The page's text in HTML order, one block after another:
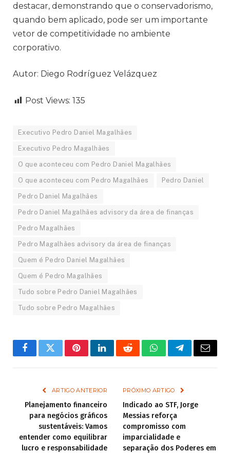
destacar, demonstrando que o conservadorismo,
quando bem aplicado, pode ser um importante
vetor de competitividade no ambiente
corporativo.
Autor: Diego Rodríguez Velázquez
Post Views: 135
Executivo Pedro Daniel Magalhães
Executivo Pedro Magalhães
O que aconteceu com Pedro Daniel Magalhães
O que aconteceu com Pedro Magalhães Pedro Daniel
Pedro Daniel Magalhães
Pedro Daniel Magalhães advisory da área de finanças
Pedro Magalhães
Pedro Magalhães advisory da área de finanças
Quem é Pedro Daniel Magalhães
Quem é Pedro Magalhães
Tudo sobre Pedro Daniel Magalhães
Tudo sobre Pedro Magalhães
FacebookTwitterPinterestLinkedInRedditWhatsAppTelegramEmail
ARTIGO ANTERIOR
Planejamento financeiro
para negócios gráficos
sustentáveis: Vamos
entender como equilibrar
lucro e responsabilidade
PRÓXIMO ARTIGO
Indicado ao STF, Jorge
Messias reforça
compromisso com
imparcialidade e
separação dos Poderes em